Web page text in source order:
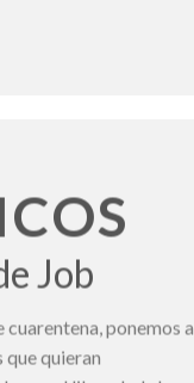
Job
ponemos a
quieran